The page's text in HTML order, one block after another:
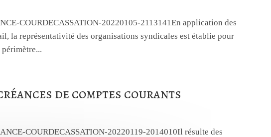
COURDECASSATION-20220105-2113141En application des
la représentativité des organisations syndicales est établie pour
de comptes courants
COURDECASSATION-20220119-2014010Il résulte des